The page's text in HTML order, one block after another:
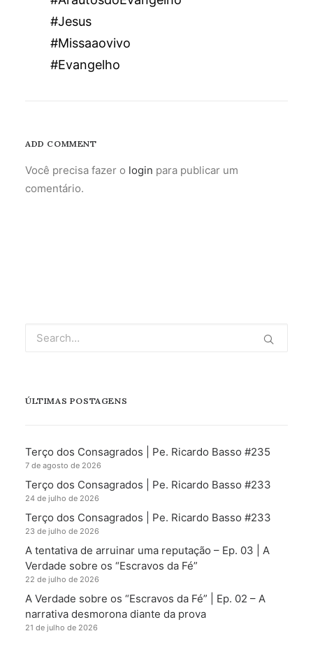
#Jesus
#Missaaovivo
#Evangelho
ADD COMMENT
Você precisa fazer o login para publicar um
comentário.
ÚLTIMAS POSTAGENS
Terço dos Consagrados | Pe. Ricardo Basso #235
7 de agosto de 2026
Terço dos Consagrados | Pe. Ricardo Basso #233
24 de julho de 2026
Terço dos Consagrados | Pe. Ricardo Basso #233
23 de julho de 2026
A tentativa de arruinar uma reputação – Ep. 03 | A
Verdade sobre os “Escravos da Fé”
22 de julho de 2026
A Verdade sobre os “Escravos da Fé” | Ep. 02 – A
narrativa desmorona diante da prova
21 de julho de 2026